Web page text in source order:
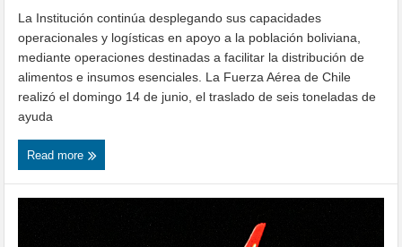
La Institución continúa desplegando sus capacidades
operacionales y logísticas en apoyo a la población boliviana,
mediante operaciones destinadas a facilitar la distribución de
alimentos e insumos esenciales. La Fuerza Aérea de Chile
realizó el domingo 14 de junio, el traslado de seis toneladas de
ayuda
Read more